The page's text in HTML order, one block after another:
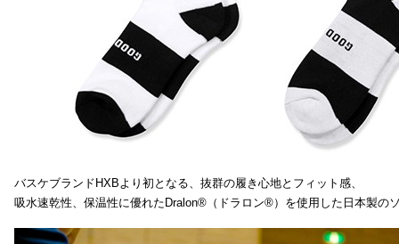
バスケブランドHXBより初となる、抜群の履き心地とフィット感、
吸水速乾性、保温性に優れたDralon®（ドラロン®）を使用した日本製の